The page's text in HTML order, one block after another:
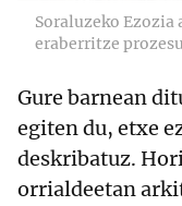
Soraluzeko Ezozia
eraberritze
Gure barnean
egiten du, etxe
deskribatuz.
orrialdeetan